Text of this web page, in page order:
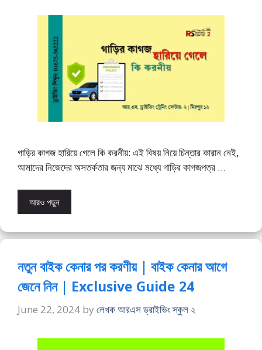
গাড়ির কাগজ হারিয়ে গেলে কি করনীয়: এই বিষয় নিয়ে চিন্তার কারান নেই,
আমাদের নিজেদের অসতর্কতার জন্য মাঝে মধ্যে গাড়ির কাগজপত্র …
আরও পড়ুন
নতুন বাইক কেনার পর করণীয় | বাইক কেনার আগে
জেনে নিন | Exclusive Guide 24
June 22, 2024 by লেখক আরএস ড্রাইভিং স্কুল ২